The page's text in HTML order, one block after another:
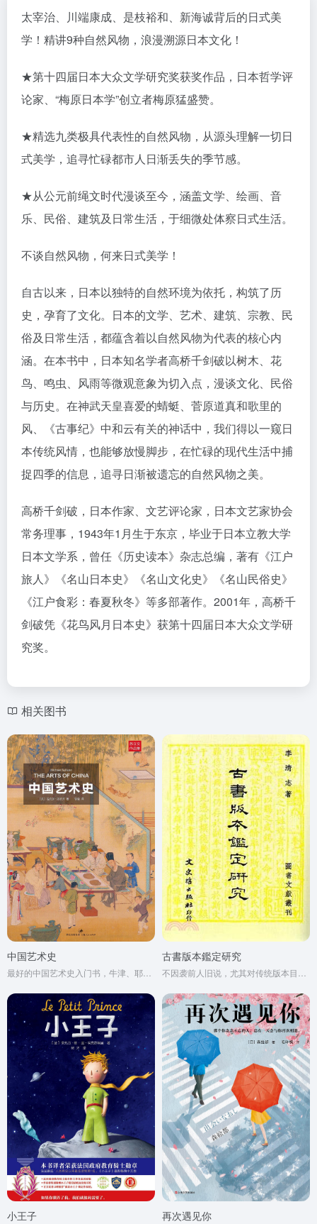
太宰治、川端康成、是枝裕和、新海诚背后的日式美
学！精讲9种自然风物，浪漫溯源日本文化！
★第十四届日本大众文学研究奖获奖作品，日本哲学评
论家、“梅原日本学”创立者梅原猛盛赞。
★精选九类极具代表性的自然风物，从源头理解一切日
式美学，追寻忙碌都市人日渐丢失的季节感。
★从公元前绳文时代漫谈至今，涵盖文学、绘画、音
乐、民俗、建筑及日常生活，于细微处体察日式生活。
不谈自然风物，何来日式美学！
自古以来，日本以独特的自然环境为依托，构筑了历
史，孕育了文化。日本的文学、艺术、建筑、宗教、民
俗及日常生活，都蕴含着以自然风物为代表的核心内
涵。在本书中，日本知名学者高桥千剑破以树木、花
鸟、鸣虫、风雨等微观意象为切入点，漫谈文化、民俗
与历史。在神武天皇喜爱的蜻蜓、菅原道真和歌里的
风、《古事纪》中和云有关的神话中，我们得以一窥日
本传统风情，也能够放慢脚步，在忙碌的现代生活中捕
捉四季的信息，追寻日渐被遗忘的自然风物之美。
高桥千剑破，日本作家、文艺评论家，日本文艺家协会
常务理事，1943年1月生于东京，毕业于日本立教大学
日本文学系，曾任《历史读本》杂志总编，著有《江户
旅人》《名山日本史》《名山文化史》《名山民俗史》
《江户食彩：春夏秋冬》等多部著作。2001年，高桥千
剑破凭《花鸟风月日本史》获第十四届日本大众文学研
究奖。
相关图书
中国艺术史
最好的中国艺术史入门书，牛津、耶鲁、普林斯顿沿用40年之经典读本
古書版本鑑定研究
不因袭前人旧说，尤其对传统版本目录领域的经验主义结论多有纠正，重实证，虽有些观点有待商榷，但在同类书中允称上成。
小王子 再次遇见你